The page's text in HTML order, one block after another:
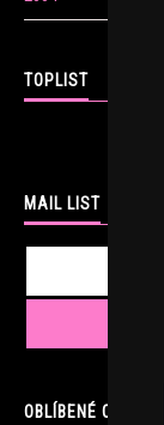
TOPLIST
MAIL LIST
OBLÍBENÉ ODKAZY